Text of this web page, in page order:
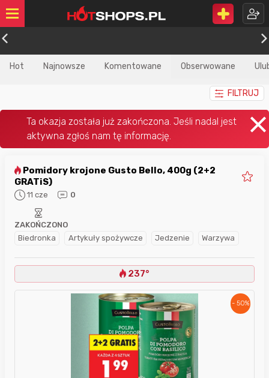
Hot Najnowsze Komentowane Obserwowane
FILTRUJ
GRATiS)
11 cze 0
Biedronka Artykuły spożywcze Jedzenie Warzywa
ZAKOŃCZONO
237°
- 50%